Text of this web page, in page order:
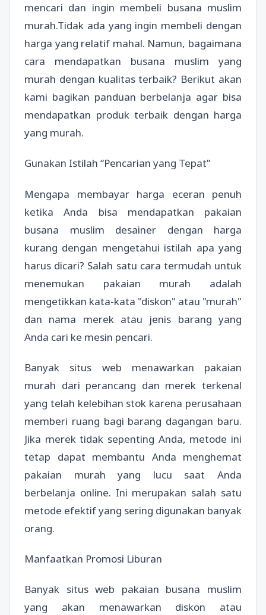
mencari dan ingin membeli busana muslim
murah.Tidak ada yang ingin membeli dengan
harga yang relatif mahal. Namun, bagaimana
cara mendapatkan busana muslim yang
murah dengan kualitas terbaik? Berikut akan
kami bagikan panduan berbelanja agar bisa
mendapatkan produk terbaik dengan harga
yang murah.
Gunakan Istilah “Pencarian yang Tepat”
Mengapa membayar harga eceran penuh
ketika Anda bisa mendapatkan pakaian
busana muslim desainer dengan harga
kurang dengan mengetahui istilah apa yang
harus dicari? Salah satu cara termudah untuk
menemukan pakaian murah adalah
mengetikkan kata-kata "diskon" atau "murah"
dan nama merek atau jenis barang yang
Anda cari ke mesin pencari.
Banyak situs web menawarkan pakaian
murah dari perancang dan merek terkenal
yang telah kelebihan stok karena perusahaan
memberi ruang bagi barang dagangan baru.
Jika merek tidak sepenting Anda, metode ini
tetap dapat membantu Anda menghemat
pakaian murah yang lucu saat Anda
berbelanja online. Ini merupakan salah satu
metode efektif yang sering digunakan banyak
orang.
Manfaatkan Promosi Liburan
Banyak situs web pakaian busana muslim
yang akan menawarkan diskon atau